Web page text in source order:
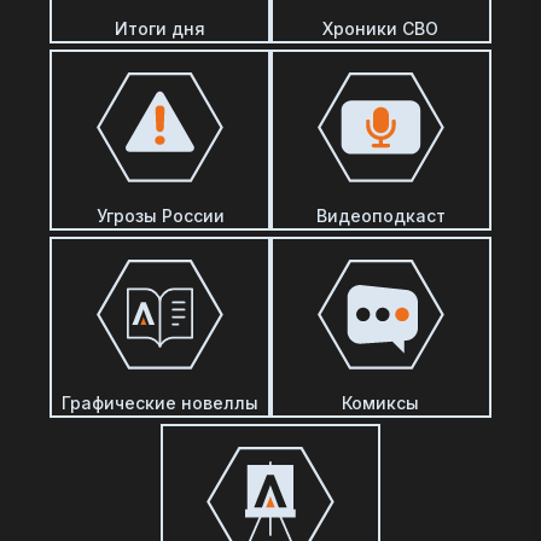
Итоги дня Хроники СВО
Угрозы России Видеоподкаст
Графические новеллы Комиксы